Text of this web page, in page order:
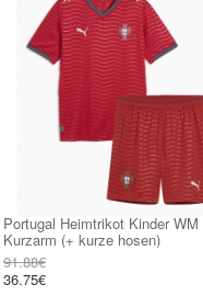
Portugal Heimtrikot Kinder WM
Kurzarm (+ kurze hosen)
91.88€
36.75€